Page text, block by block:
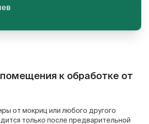
к обработке от
от мокриц или любого другого
только после предварительной